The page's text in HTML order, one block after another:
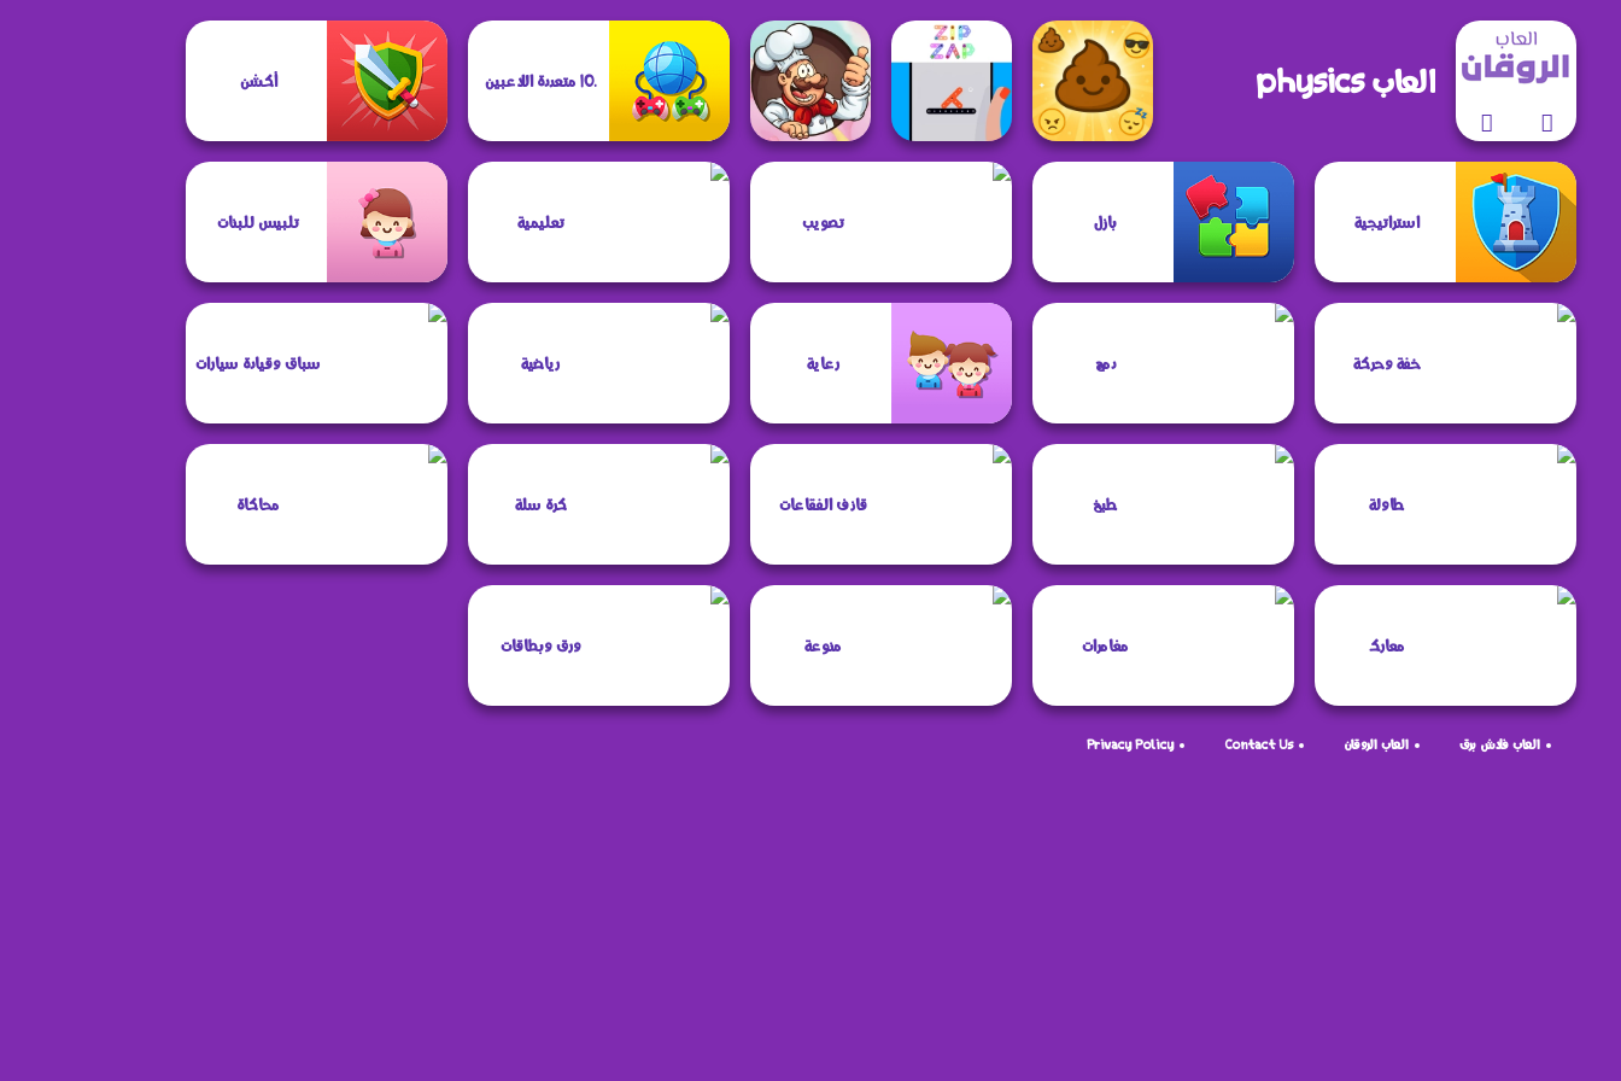
العاب physics
Themes
Mahjong
Cookware
.IO متعددة اللاعبين أكشن
استراتيجية بازل تصويب تعليمية تلبيس للبنات
خفة وحركة دمج رعاية رياضية سباق وقيادة سيارات
طاولة طبخ قاذف الفقاعات كرة سلة محاكاة
معارك مغامرات منوعة ورق وبطاقات
العاب فلاش برق العاب الروقان Contact Us
Privacy Policy